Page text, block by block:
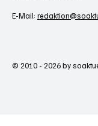
E-Mail:
© 2010 - 2026 by